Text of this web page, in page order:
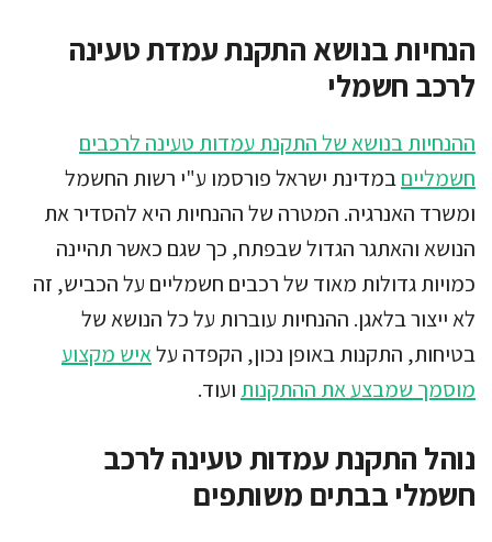
הנחיות בנושא התקנת עמדת טעינה
לרכב חשמלי
ההנחיות בנושא של התקנת עמדות טעינה לרכבים
חשמלייםבמדינת ישראל פורסמו ע"י רשות החשמל
ומשרד האנרגיה. המטרה של ההנחיות היא להסדיר את
הנושא והאתגר הגדול שבפתח, כך שגם כאשר תהיינה
כמויות גדולות מאוד של רכבים חשמליים על הכביש, זה
לא ייצור בלאגן. ההנחיות עוברות על כל הנושא של
בטיחות, התקנות באופן נכון, הקפדה עלאיש מקצוע
מוסמך שמבצע את ההתקנות ועוד.
נוהל התקנת עמדות טעינה לרכב
חשמלי בבתים משותפים